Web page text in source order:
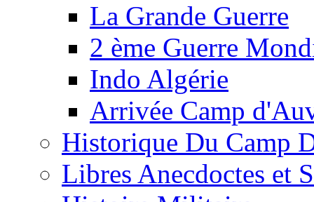
La Grande Guerre
2 ème Guerre
Indo Algérie
Arrivée Camp
Historique Du Camp
Libres Anecdoctes et